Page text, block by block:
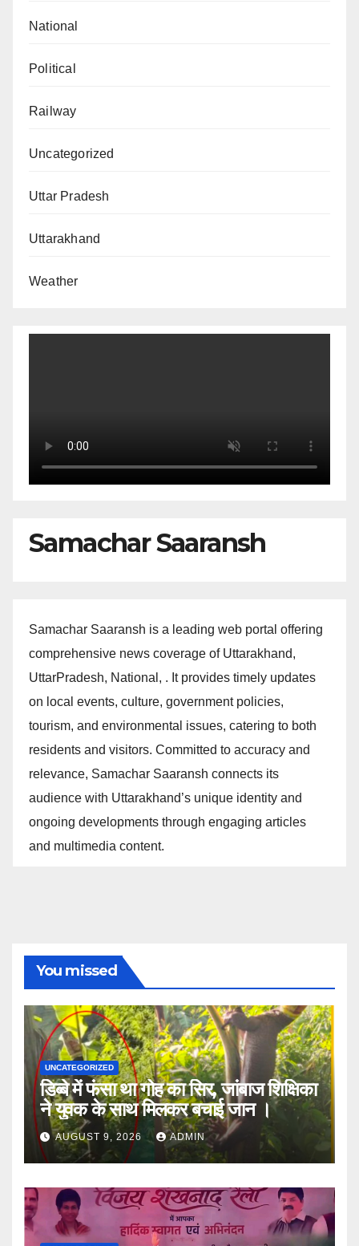
National
Political
Railway
Uncategorized
Uttar Pradesh
Uttarakhand
Weather
Samachar Saaransh
Samachar Saaransh is a leading web portal offering
comprehensive news coverage of Uttarakhand,
UttarPradesh, National, . It provides timely updates
on local events, culture, government policies,
tourism, and environmental issues, catering to both
residents and visitors. Committed to accuracy and
relevance, Samachar Saaransh connects its
audience with Uttarakhand’s unique identity and
ongoing developments through engaging articles
and multimedia content.
You missed
UNCATEGORIZED
डिब्बे में फंसा था गोह का सिर, जांबाज शिक्षिका
ने युवक के साथ मिलकर बचाई जान ।
AUGUST 9, 2026 ADMIN